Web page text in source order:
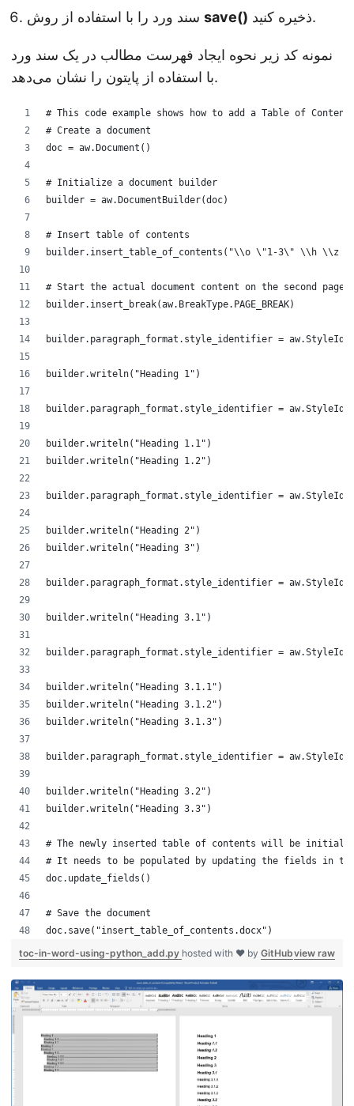
save() ذخیره کنید.
نمونه کد زیر نحوه ایجاد فهرست مطالب در یک سند ورد
با استفاده از پایتون را نشان می‌دهد.
# This code example shows how to add a Table of
# Create a document
doc = aw.Document()
# Initialize a document builder
builder = aw.DocumentBuilder(doc)
# Insert table of contents
builder.insert_table_of_contents("\\o \"1-3\" \\h \\z
# Start the actual document content on the second page.
builder.insert_break(aw.BreakType.PAGE_BREAK)
builder.paragraph_format.style_identifier =
builder.writeln("Heading 1")
builder.paragraph_format.style_identifier =
builder.writeln("Heading 1.1")
builder.writeln("Heading 1.2")
builder.paragraph_format.style_identifier =
builder.writeln("Heading 2")
builder.writeln("Heading 3")
builder.paragraph_format.style_identifier =
builder.writeln("Heading 3.1")
builder.paragraph_format.style_identifier =
builder.writeln("Heading 3.1.1")
builder.writeln("Heading 3.1.2")
builder.writeln("Heading 3.1.3")
builder.paragraph_format.style_identifier =
builder.writeln("Heading 3.2")
builder.writeln("Heading 3.3")
# The newly inserted table of contents will be initially
# It needs to be populated by updating the fields in the
doc.update_fields()
# Save the document
doc.save("insert_table_of_contents.docx")
view raw
toc-in-word-using-python_add.py hosted with ❤ by GitHub